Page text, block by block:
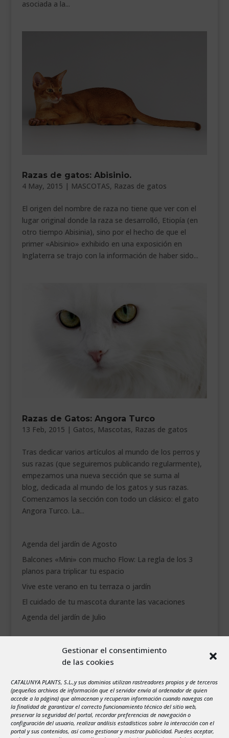
Gestionar el consentimiento
de las cookies
CATALUNYA PLANTS, S.L.,y sus dominios utilizan rastreadores propios y de terceros
(pequeños archivos de información que el servidor envía al ordenador de quien
accede a la página) que almacenan y recuperan información cuando navegas con
la finalidad de garantizar el correcto funcionamiento técnico del sitio web,
preservar la seguridad del portal, recordar preferencias de navegación o
configuración del usuario, realizar análisis estadísticos sobre la interacción con el
portal y sus contenidos, así como gestionar y mostrar publicidad. Puedes aceptar,
asociada a la...
Razas de gatos: Abisinio.
4 May, 2015 | MASCOTAS, Razas de gatos
El origen del nombre de raza no tiene que ver con el
lugar original donde la raza se desarrolló, Etiopía (en
otro tiempo Abisinia), sino por el hecho de que el
primer «Abisinio» exhibido en una exposición en
Inglaterra se trajo con la información de haber sido...
Razas de Gatos: Angora Turco
13 Feb, 2015 | Gatos, Mascotas, Razas de gatos
Tras dedicar varios artículos al mundo de los perros y
sus razas (que seguiremos publicando regularmente),
empezamos una nueva sección que se suma al
blog, dedicada al mundo de los gatos y sus razas.
Comenzamos la sección con todo un clásico: el gato
Angora Turco. La...
Agenda del jardín de Agosto
Balcones «Mini» con mucho Flow: La regla de los 3
planos para triplicar tu espacio
Vive este verano en tu terraza o jardín
El cuidado de tu mascota durante las vacaciones
Agenda del jardín de Julio
X J V S
3
4 5 6 7 8
9
10
11 12 13 14 15
16
17
18 19 20 21 22
23
24
25 26 27 28 29
30